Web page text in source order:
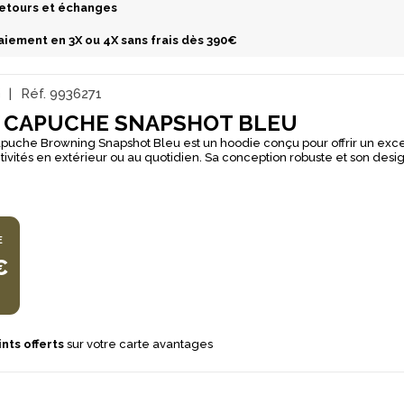
et échanges
en 3X ou 4X sans frais dès 390€
Réf. 9936271
SNAPSHOT BLEU
Browning Snapshot Bleu est un hoodie conçu pour offrir un
en extérieur ou au quotidien. Sa conception robuste et son
polyvalent, adapté à diverses situations. Ce sweat est idéal pour les
sur la poitrine et l'inscription sur la manche ajoutent une
air, les séances de tir ou une utilisation
en fausse fourrure pour une chaleur optimale, Capuche
chauffe-mains pour un confort accru.
offerts sur votre carte avantages